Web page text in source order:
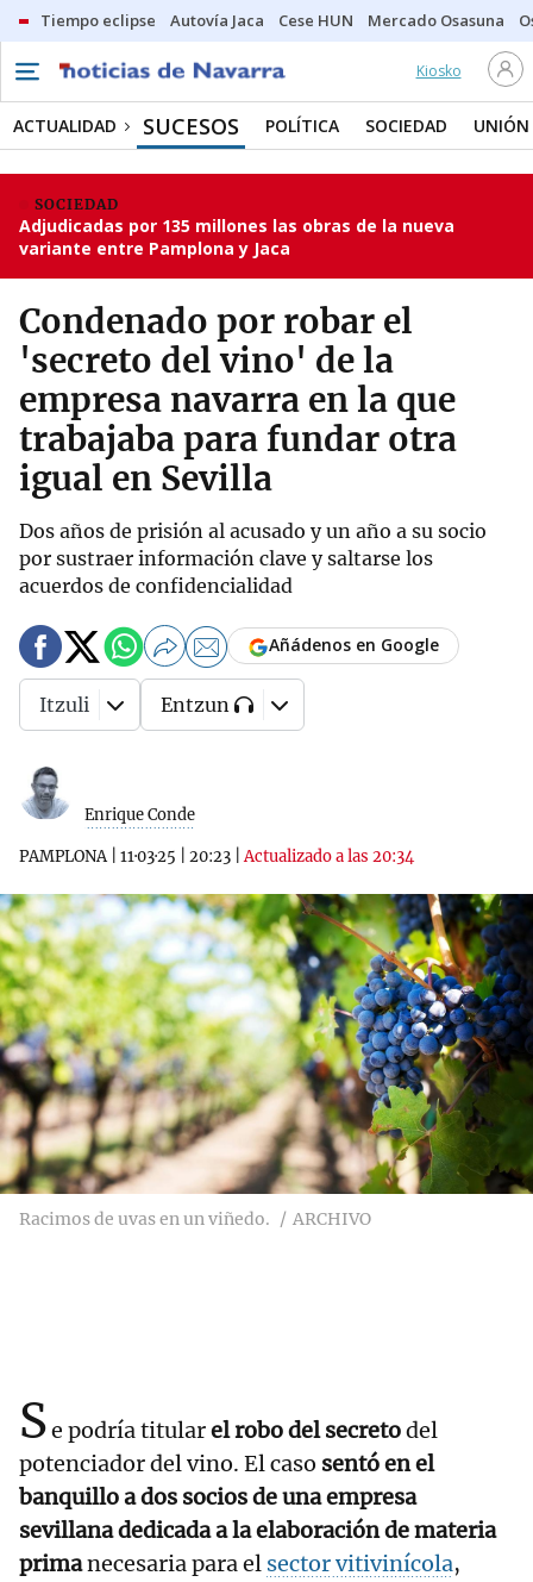
Tiempo eclipse Autovía Jaca Cese HUN Mercado Osasuna
Kiosko
ACTUALIDAD SUCESOS POLÍTICA SOCIEDAD UNIÓN
SOCIEDAD
Adjudicadas por 135 millones las obras de la nueva
variante entre Pamplona y Jaca
Condenado por robar el
'secreto del vino' de la
empresa navarra en la que
trabajaba para fundar otra
igual en Sevilla
Dos años de prisión al acusado y un año a su socio
por sustraer información clave y saltarse los
acuerdos de confidencialidad
Enrique Conde
PAMPLONA| 11·03·25 20:23 |Actualizado a las 20:34
Añádenos en Google
Itzuli Entzun
Racimos de uvas en un viñedo. ARCHIVO
Se podría titularel robo del secretodel
potenciador del vino. El caso sentó en el
banquillo a dos socios de una empresa
sevillana dedicada a la elaboración de materia
primanecesaria para el sector vitivinícola,